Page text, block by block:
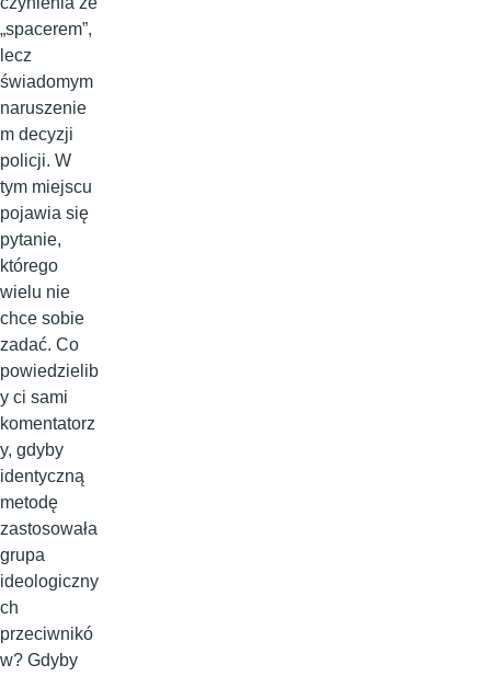
„spacerem”,
lecz
świadomym
naruszenie
m decyzji
policji. W
tym miejscu
pojawia się
pytanie,
którego
wielu nie
chce sobie
zadać. Co
powiedzielib
y ci sami
komentatorz
y, gdyby
identyczną
metodę
zastosowała
grupa
ideologiczny
ch
przeciwnikó
w? Gdyby